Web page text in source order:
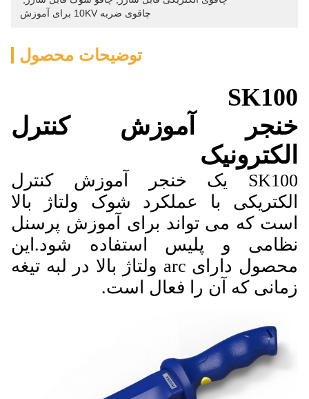
چاقوی ضربه 10KV برای آموزش
توضیحات محصول
SK100
خنجر آموزش کنترل
الکترونیک
SK100 یک خنجر آموزش کنترل
الکتریکی با عملکرد شوک ولتاژ بالا
است که می تواند برای آموزش پرسنل
نظامی و پلیس استفاده شود.این
محصول دارای arc ولتاژ بالا در لبه تیغه
زمانی که آن را فعال است.